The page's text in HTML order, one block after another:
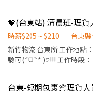
4小時，無固定時數 ⭐ 時間
物量多少，可能會延長工時做調整 📅 每週排班制 ☑︎
時薪：$196/時 油資津貼：
夜班津貼：$40/時 (23:30-
~*~*~*~*~*~*~*~*~*~*~*~*~*~*~*~*~*~
適取貨環境 4️⃣ 必須有駕照
主管指派工作內容並機動性
+ 智取店津貼 $8) - 🔔 主管
輪流畫休假 - 🎁福利待遇：
有「勞保」 ✅健保可保可
小時) (可彈性調整上班時
時薪$205 ~ $210
台東
新竹物流 台東所 工作地點
驗可(ˊᗜˋ* )੭!!! 工作時段： 清晨班： 週一到周五 04:00-10:30 (最